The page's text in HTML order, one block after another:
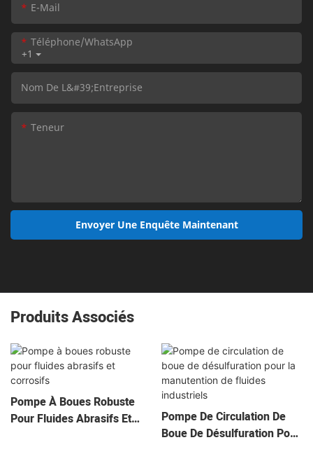
E-Mail
+1
Téléphone/WhatsApp
Nom De L&#39;entreprise
Teneur
Envoyer Une Enquête Maintenant
Produits Associés
Pompe À Boues Robuste
Pour Fluides Abrasifs Et
Pompe De Circulation De
Boue De Désulfuration Pour